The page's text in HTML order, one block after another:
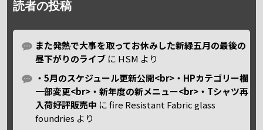
読者の投稿
また発熱で大事を取ってお休みした新緑五月の最後の
昼下がりのライブ に HSM より
・5月のスケジュール更新公開<br>・HPカテゴリー欄
一部変更<br>・新年度の新メニュー<br>・Tシャツ再
入荷好評販売中 にfire Resistant Fabric glass
foundries より